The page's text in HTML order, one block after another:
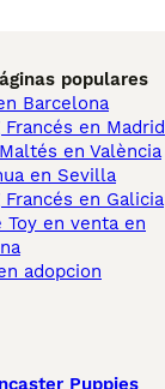
populares
Barcelona
en Madrid
en València
en Sevilla
en Galicia
Toy en venta en
adopcion
Puppies